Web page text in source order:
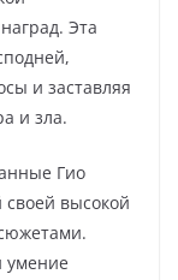
Эта
и заставляя
и зла.
Гио
высокой
умение